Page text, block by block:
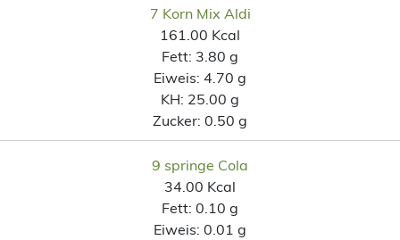
7 Korn Mix Aldi
161.00 Kcal
Fett: 3.80 g
Eiweis: 4.70 g
KH: 25.00 g
Zucker: 0.50 g
9 springe Cola
34.00 Kcal
Fett: 0.10 g
Eiweis: 0.01 g